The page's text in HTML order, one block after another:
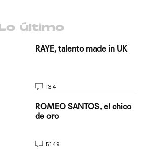
Lo último
RAYE, talento made in UK
134
ROMEO SANTOS, el chico
de oro
5149